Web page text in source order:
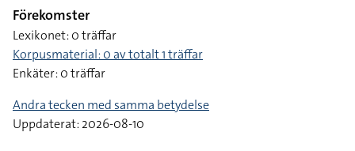
Förekomster
Lexikonet: 0 träffar
Korpusmaterial: 0 av totalt 1 träffar
Enkäter: 0 träffar
Andra tecken med samma betydelse
Uppdaterat: 2026-08-10